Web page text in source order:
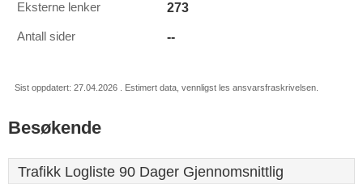
Eksterne lenker 273
Antall sider --
Sist oppdatert: 27.04.2026 . Estimert data, vennligst les ansvarsfraskrivelsen.
Besøkende
Trafikk Logliste 90 Dager Gjennomsnittlig